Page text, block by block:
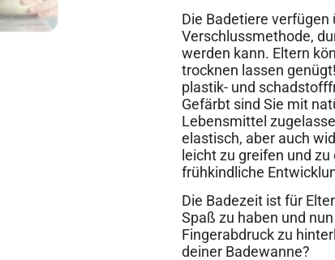
Die Badetiere verfügen
Verschlussmethode,
werden kann. Eltern
trocknen lassen
plastik- und
Gefärbt sind Sie mit
Lebensmittel
elastisch, aber auch
leicht zu greifen und
frühkindliche
Die Badezeit ist für
Spaß zu haben und
Fingerabdruck zu
deiner Badewanne?